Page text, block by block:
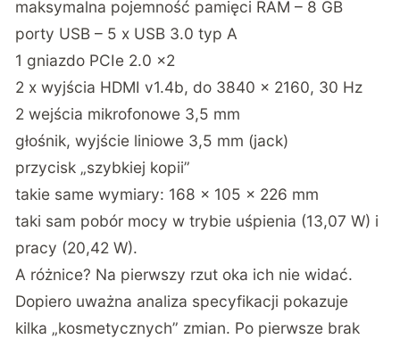
maksymalna pojemność pamięci RAM – 8 GB
porty USB – 5 x USB 3.0 typ A
1 gniazdo PCIe 2.0 x2
2 x wyjścia HDMI v1.4b, do 3840 x 2160, 30 Hz
2 wejścia mikrofonowe 3,5 mm
głośnik, wyjście liniowe 3,5 mm (jack)
przycisk „szybkiej kopii”
takie same wymiary: 168 x 105 x 226 mm
taki sam pobór mocy w trybie uśpienia (13,07 W) i
pracy (20,42 W).
A różnice? Na pierwszy rzut oka ich nie widać.
Dopiero uważna analiza specyfikacji pokazuje
kilka „kosmetycznych” zmian. Po pierwsze brak